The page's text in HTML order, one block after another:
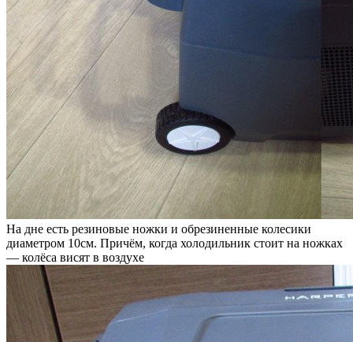
На дне есть резиновые ножки и обрезиненные колесики
диаметром 10см. Причём, когда холодильник стоит на ножках
— колёса висят в воздухе